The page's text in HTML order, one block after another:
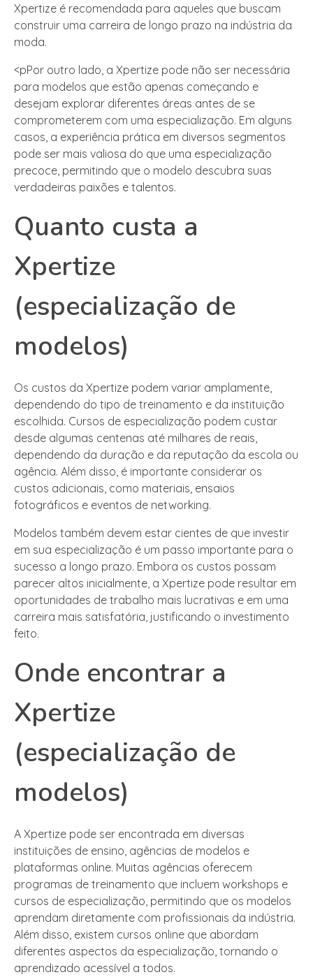
Xpertize é recomendada para aqueles que buscam
construir uma carreira de longo prazo na indústria da
moda.
<pPor outro lado, a Xpertize pode não ser necessária
para modelos que estão apenas começando e
desejam explorar diferentes áreas antes de se
comprometerem com uma especialização. Em alguns
casos, a experiência prática em diversos segmentos
pode ser mais valiosa do que uma especialização
precoce, permitindo que o modelo descubra suas
verdadeiras paixões e talentos.
Quanto custa a
Xpertize
(especialização de
modelos)
Os custos da Xpertize podem variar amplamente,
dependendo do tipo de treinamento e da instituição
escolhida. Cursos de especialização podem custar
desde algumas centenas até milhares de reais,
dependendo da duração e da reputação da escola ou
agência. Além disso, é importante considerar os
custos adicionais, como materiais, ensaios
fotográficos e eventos de networking.
Modelos também devem estar cientes de que investir
em sua especialização é um passo importante para o
sucesso a longo prazo. Embora os custos possam
parecer altos inicialmente, a Xpertize pode resultar em
oportunidades de trabalho mais lucrativas e em uma
carreira mais satisfatória, justificando o investimento
feito.
Onde encontrar a
Xpertize
(especialização de
modelos)
A Xpertize pode ser encontrada em diversas
instituições de ensino, agências de modelos e
plataformas online. Muitas agências oferecem
programas de treinamento que incluem workshops e
cursos de especialização, permitindo que os modelos
aprendam diretamente com profissionais da indústria.
Além disso, existem cursos online que abordam
diferentes aspectos da especialização, tornando o
aprendizado acessível a todos.